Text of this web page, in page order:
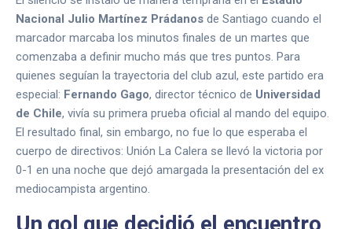
Nacional Julio Martínez Prádanos de Santiago cuando el
marcador marcaba los minutos finales de un martes que
comenzaba a definir mucho más que tres puntos. Para
quienes seguían la trayectoria del club azul, este partido era
especial: Fernando Gago, director técnico de Universidad
de Chile, vivía su primera prueba oficial al mando del equipo.
El resultado final, sin embargo, no fue lo que esperaba el
cuerpo de directivos: Unión La Calera se llevó la victoria por
0-1 en una noche que dejó amargada la presentación del ex
mediocampista argentino.